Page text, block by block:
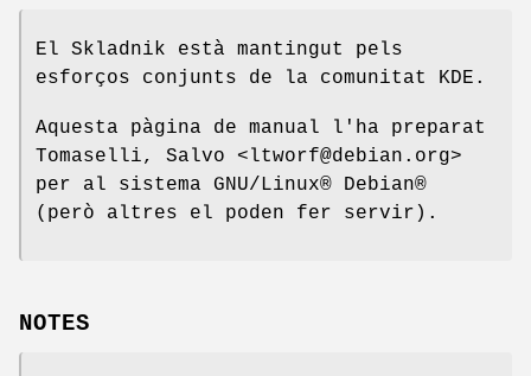
El Skladnik està mantingut pels
esforços conjunts de la comunitat KDE.
Aquesta pàgina de manual l'ha preparat
Tomaselli, Salvo <ltworf@debian.org>
per al sistema GNU/Linux® Debian®
(però altres el poden fer servir).
NOTES